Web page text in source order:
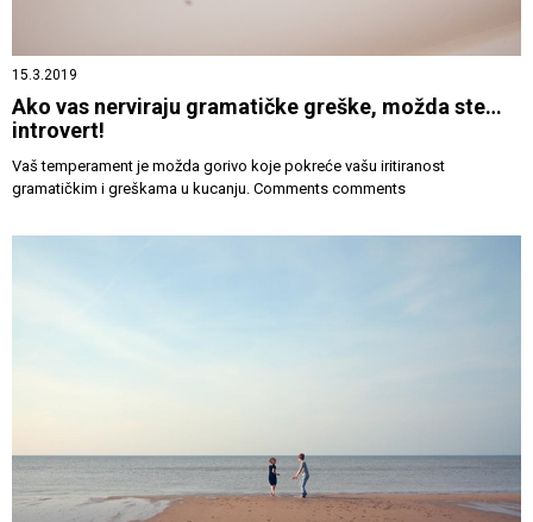
15.3.2019
Ako vas nerviraju gramatičke greške, možda ste…
introvert!
Vaš temperament je možda gorivo koje pokreće vašu iritiranost
gramatičkim i greškama u kucanju. Comments comments